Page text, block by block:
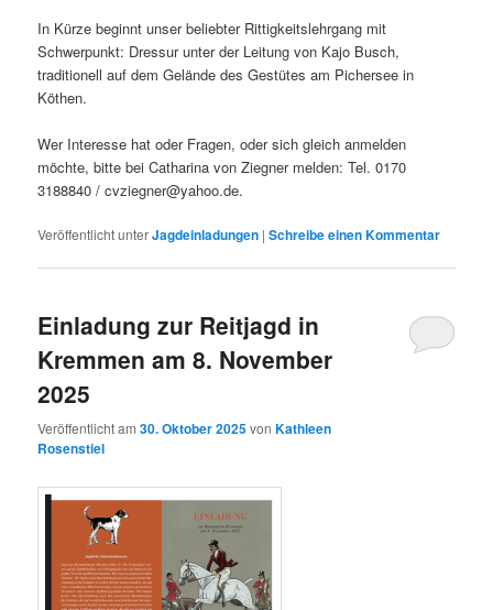
In Kürze beginnt unser beliebter Rittigkeitslehrgang mit
Schwerpunkt: Dressur unter der Leitung von Kajo Busch,
traditionell auf dem Gelände des Gestütes am Pichersee in
Köthen.
Wer Interesse hat oder Fragen, oder sich gleich anmelden
möchte, bitte bei Catharina von Ziegner melden: Tel. 0170
3188840 / cvziegner@yahoo.de.
Veröffentlicht unterJagdeinladungen |Schreibe einen Kommentar
Einladung zur Reitjagd in
Kremmen am 8. November
2025
Veröffentlicht am30. Oktober 2025vonKathleen
Rosenstiel